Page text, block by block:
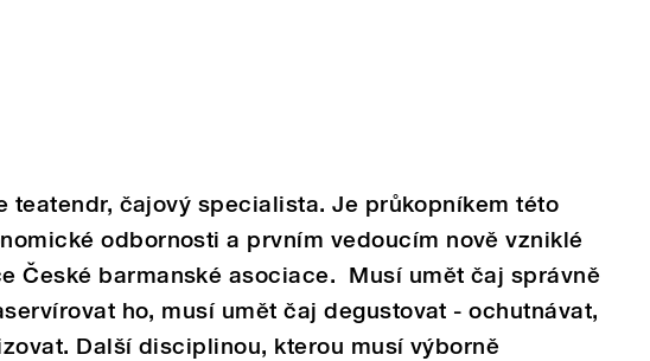
teatendr, čajový specialista. Je průkopníkem této
odbornosti a prvním vedoucím nově vzniklé
České barmanské asociace. Musí umět čaj správně
ho, musí umět čaj degustovat - ochutnávat,
Další disciplinou, kterou musí výborně